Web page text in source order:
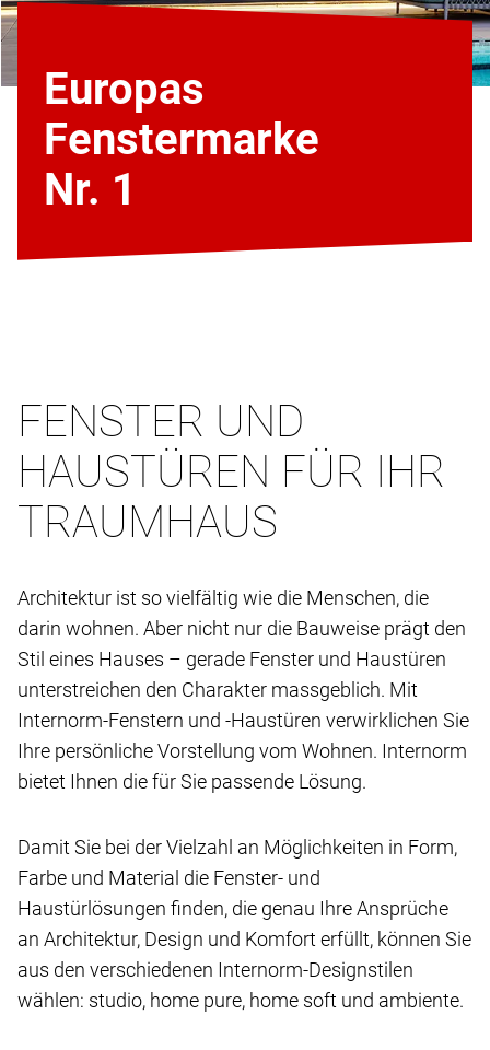
Europas
Fenstermarke
Nr. 1
FENSTER UND
HAUSTÜREN FÜR IHR
TRAUMHAUS
Architektur ist so vielfältig wie die Menschen, die
darin wohnen. Aber nicht nur die Bauweise prägt den
Stil eines Hauses – gerade Fenster und Haustüren
unterstreichen den Charakter massgeblich. Mit
Internorm-Fenstern und -Haustüren verwirklichen Sie
Ihre persönliche Vorstellung vom Wohnen. Internorm
bietet Ihnen die für Sie passende Lösung.
Damit Sie bei der Vielzahl an Möglichkeiten in Form,
Farbe und Material die Fenster- und
Haustürlösungen finden, die genau Ihre Ansprüche
an Architektur, Design und Komfort erfüllt, können Sie
aus den verschiedenen Internorm-Designstilen
wählen: studio, home pure, home soft und ambiente.